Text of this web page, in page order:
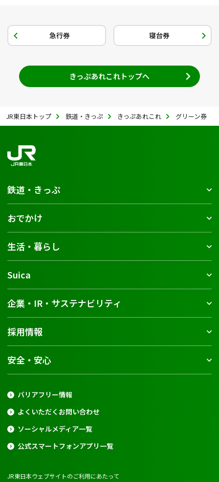
急行券 寝台券
きっぷあれこれトップへ
JR東日本トップ 鉄道・きっぷ きっぷあれこれ グリーン券
鉄道・きっぷ
おでかけ
生活・暮らし
Suica
企業・IR・サステナビリティ
採用情報
安全・安心
バリアフリー情報
よくいただくお問い合わせ
ソーシャルメディア一覧
公式スマートフォンアプリ一覧
JR東日本ウェブサイトのご利用にあたって